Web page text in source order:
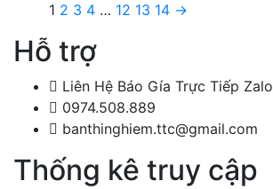
1 2 3 4 … 12 13 14 →
Hỗ trợ
Liên Hệ Báo Gía Trực Tiếp Zalo
0974.508.889
banthinghiem.ttc@gmail.com
Thống kê truy cập